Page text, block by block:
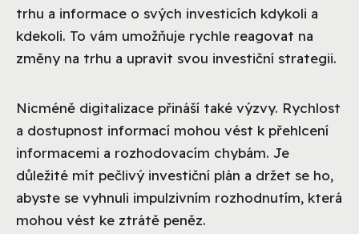
trhu a informace o svých investicích kdykoli a
kdekoli. To vám umožňuje rychle reagovat na
změny na trhu a upravit svou investiční strategii.
Nicméně digitalizace přináší také výzvy. Rychlost
a dostupnost informací mohou vést k přehlcení
informacemi a rozhodovacím chybám. Je
důležité mít pečlivý investiční plán a držet se ho,
abyste se vyhnuli impulzivním rozhodnutím, která
mohou vést ke ztrátě peněz.